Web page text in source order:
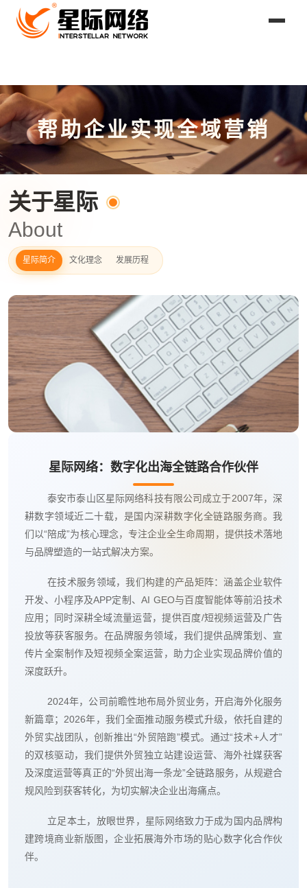
帮助企业实现全域营销
关于星际
About
星际简介 文化理念 发展历程
星际网络：数字化出海全链路合作伙伴
泰安市泰山区星际网络科技有限公司成立于2007年，深
耕数字领域近二十载，是国内深耕数字化全链路服务商。我
们以“陪成”为核心理念，专注企业全生命周期，提供技术落地
与品牌塑造的一站式解决方案。
在技术服务领域，我们构建的产品矩阵：涵盖企业软件
开发、小程序及APP定制、AI GEO与百度智能体等前沿技术
应用；同时深耕全域流量运营，提供百度/短视频运营及广告
投放等获客服务。在品牌服务领域，我们提供品牌策划、宣
传片全案制作及短视频全案运营，助力企业实现品牌价值的
深度跃升。
2024年，公司前瞻性地布局外贸业务，开启海外化服务
新篇章；2026年，我们全面推动服务模式升级，依托自建的
外贸实战团队，创新推出“外贸陪跑”模式。通过“技术+人才”
的双核驱动，我们提供外贸独立站建设运营、海外社媒获客
及深度运营等真正的“外贸出海一条龙”全链路服务，从规避合
规风险到获客转化，为切实解决企业出海痛点。
立足本土，放眼世界，星际网络致力于成为国内品牌构
建跨境商业新版图，企业拓展海外市场的贴心数字化合作伙
伴。